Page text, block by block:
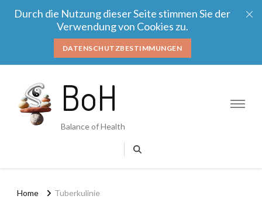
Durch die Nutzung dieser Seite stimmen Sie der
Verwendung von Cookies zu.
DATENSCHUTZBESTIMMUNGEN
BoH
Balance of Health
Home Tuberkulinie